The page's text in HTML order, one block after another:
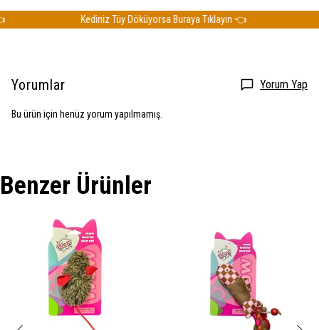
Kediniz Tüy Döküyorsa Buraya Tıklayın 👈
Yorumlar Yorum Yap
Bu ürün için henüz yorum yapılmamış.
Benzer Ürünler